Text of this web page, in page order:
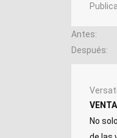
Antes
Después
No